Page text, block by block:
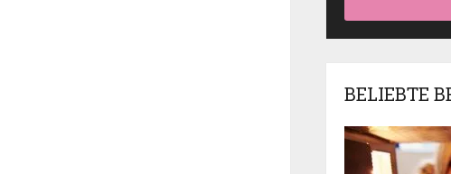
BELIEBTE